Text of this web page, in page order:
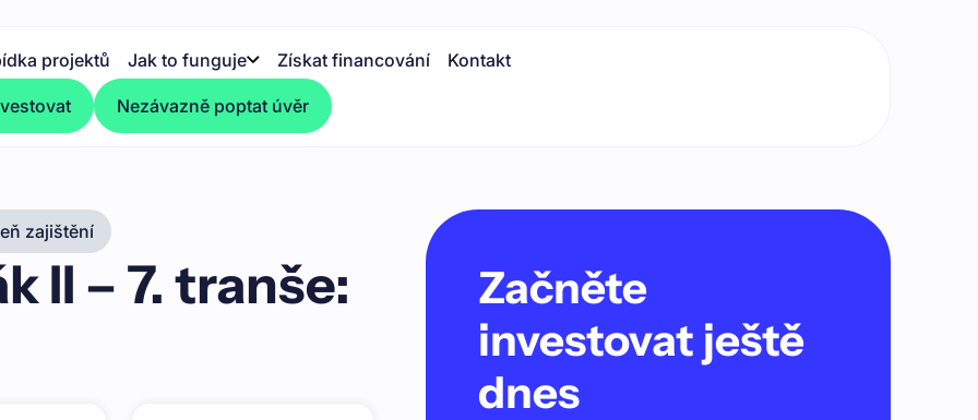
projektů Jak to funguje Získat financování Kontakt
Nezávazně poptat úvěr
zajištění
II – 7. tranše:
Začněte
investovat ještě
dnes